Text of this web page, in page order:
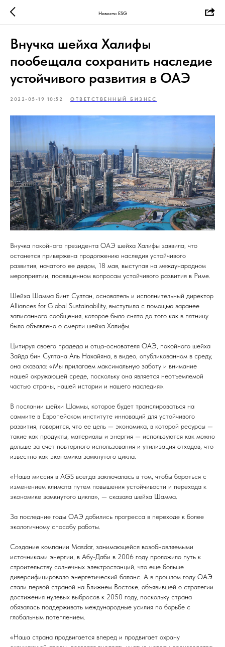
Новости ESG
Внучка шейха Халифы
пообещала сохранить наследие
устойчивого развития в ОАЭ
2022-05-19 10:52 ОТВЕТСТВЕННЫЙ БИЗНЕС
Внучка покойного президента ОАЭ шейха Халифы заявила, что
останется привержена продолжению наследия устойчивого
развития, начатого ее дедом, 18 мая, выступая на международном
мероприятии, посвященном вопросам устойчивого развития в Риме.
Шейха Шамма бинт Султан, основатель и исполнительный директор
Alliances for Global Sustainability, выступила с помощью заранее
записанного сообщения, которое было снято до того как в пятницу
было объявлено о смерти шейха Халифы.
Цитируя своего прадеда и отца-основателя ОАЭ, покойного шейха
Зайда бин Султана Аль Нахайяна, в видео, опубликованном в среду,
она сказала: «Мы прилагаем максимальную заботу и внимание
нашей окружающей среде, поскольку она является неотъемлемой
частью страны, нашей истории и нашего наследия».
В послании шейхи Шаммы, которое будет транслироваться на
саммите в Европейском институте инноваций для устойчивого
развития, говорится, что ее цель — экономика, в которой ресурсы —
такие как продукты, материалы и энергия — используются как можно
дольше за счет повторного использования и утилизация отходов, что
известно как экономика замкнутого цикла.
«Наша миссия в AGS всегда заключалась в том, чтобы бороться с
изменением климата путем повышения устойчивости и перехода к
экономике замкнутого цикла», — сказала шейха Шамма.
За последние годы ОАЭ добились прогресса в переходе к более
экологичному способу работы.
Создание компании Masdar, занимающейся возобновляемыми
источниками энергии, в Абу-Даби в 2006 году проложило путь к
строительству солнечных электростанций, что еще больше
диверсифицировало энергетический баланс. А в прошлом году ОАЭ
стали первой страной на Ближнем Востоке, объявившей о стратегии
достижения нулевых выбросов к 2050 году, поскольку страна
обязалась поддерживать международные усилия по борьбе с
глобальным потеплением.
«Наша страна продвигается вперед и продвигает охрану